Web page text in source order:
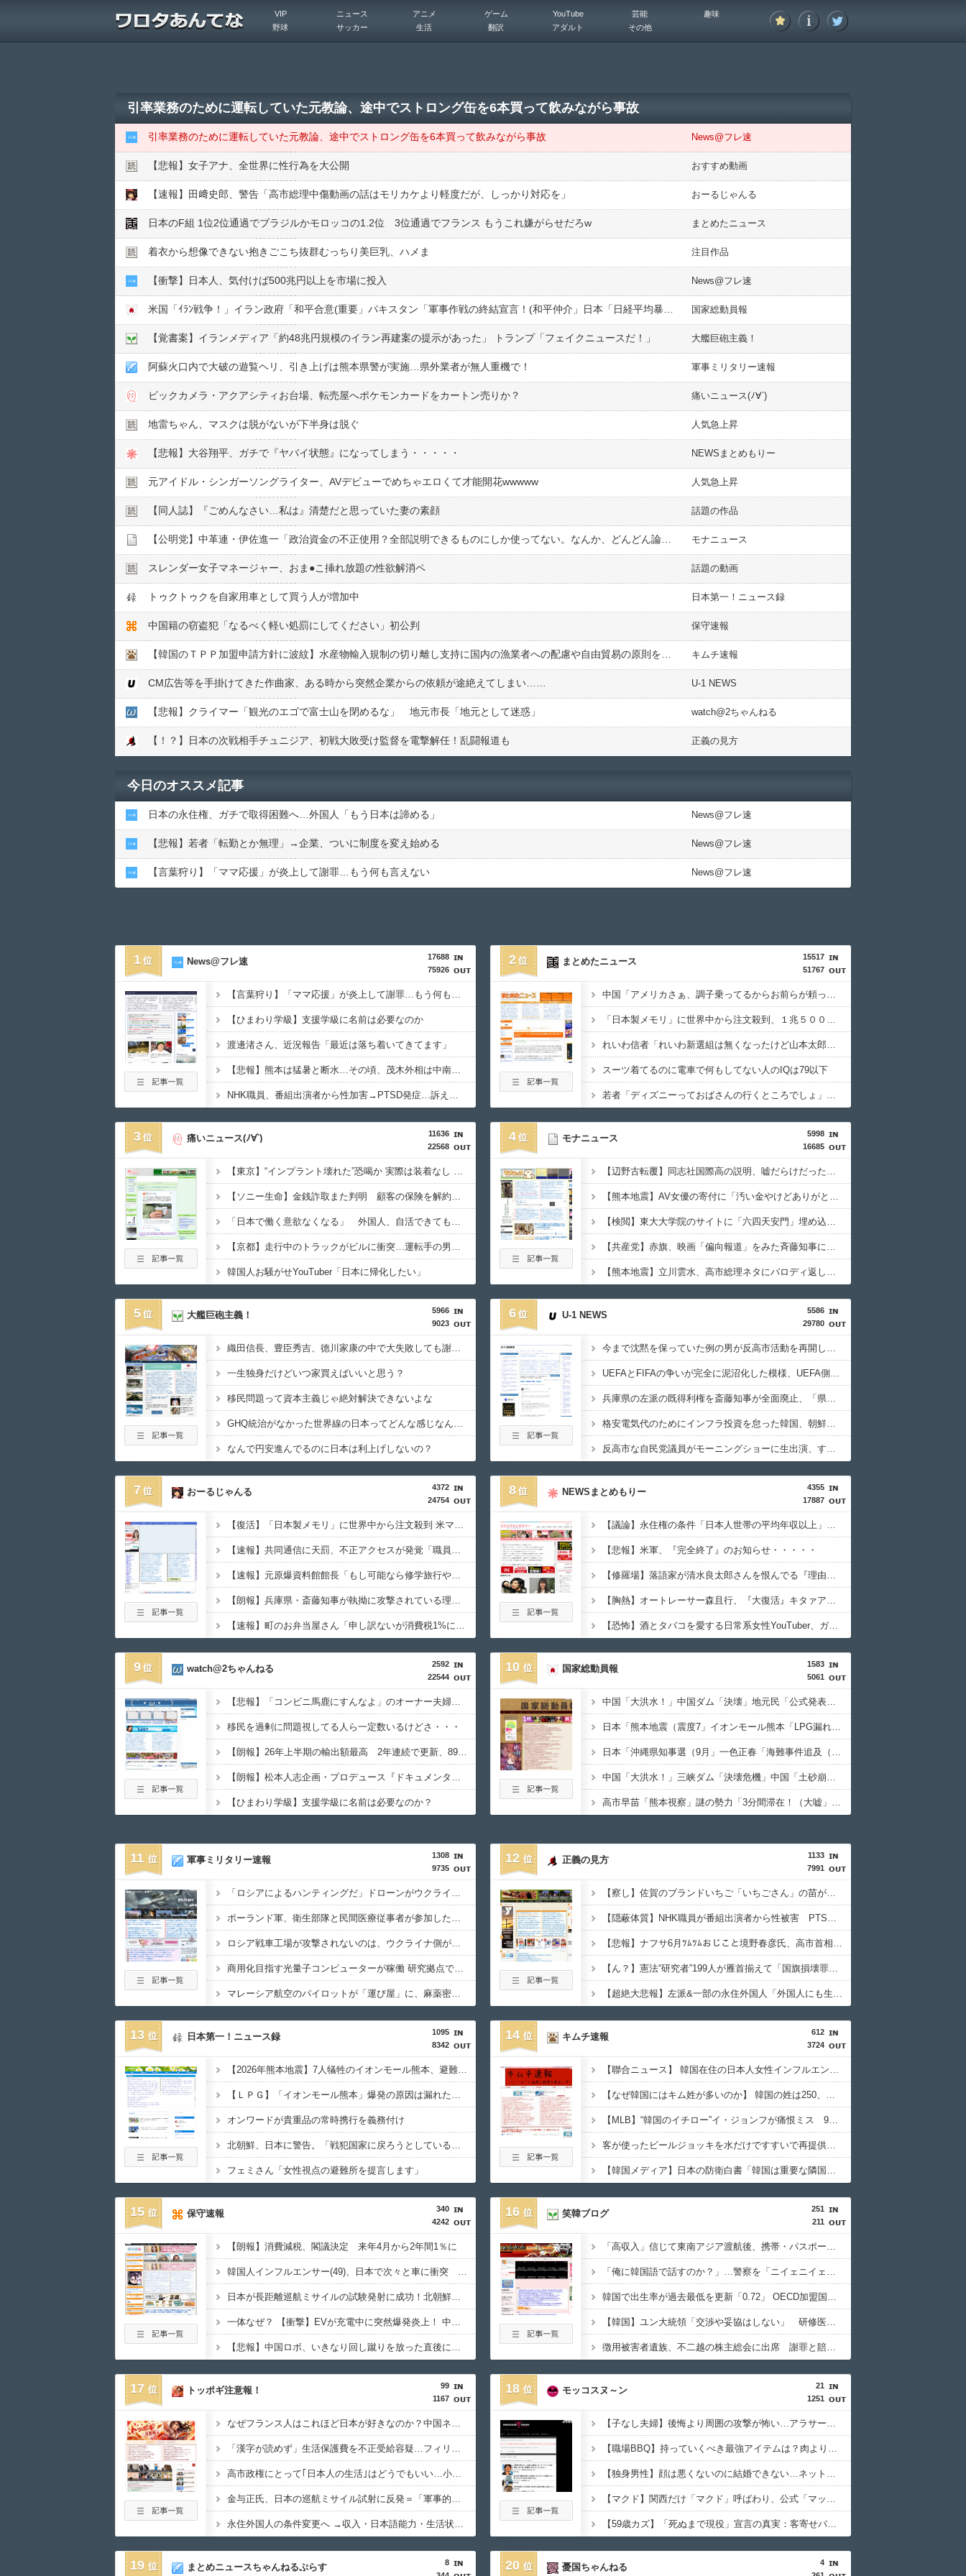
VIP ニュース アニメ ゲーム YouTube 芸能
趣味
野球
サッカー 生活 翻訳 アダルト その他
引率業務のために運転していた元教論、途中でストロング缶を6本買って飲みながら事故
引率業務のために運転していた元教論、途中でストロング缶を6本買って飲みながら事故 News@フレ速
【悲報】女子アナ、全世界に性行為を大公開 おすすめ動画
【速報】田﨑史郎、警告「高市総理中傷動画の話はモリカケより軽度だが、しっかり対応を」 おーるじゃんる
日本のF組 1位2位通過でブラジルかモロッコの1.2位 3位通過でフランス もうこれ嫌がらせだろw まとめたニュース
着衣から想像できない抱きごこち抜群むっちり美巨乳、ハメま 注目作品
【衝撃】日本人、気付けば500兆円以上を市場に投入 News@フレ速
国家総動員報
【覚書案】イランメディア「約48兆円規模のイラン再建案の提示があった」 トランプ「フェイクニュースだ！」 大艦巨砲主義！
阿蘇火口内で大破の遊覧ヘリ、引き上げは熊本県警が実施…県外業者が無人重機で！ 軍事ミリタリー速報
ビックカメラ・アクアシティお台場、転売屋へポケモンカードをカートン売りか？ 痛いニュース(ﾉ∀`)
地雷ちゃん、マスクは脱がないが下半身は脱ぐ 人気急上昇
【悲報】大谷翔平、ガチで『ヤバイ状態』になってしまう・・・・・ NEWSまとめもりー
元アイドル・シンガーソングライター、AVデビューでめちゃエロくて才能開花wwwww 人気急上昇
【同人誌】『ごめんなさい…私は』清楚だと思っていた妻の素顔 話題の作品
モナニュース
スレンダー女子マネージャー、おま●︎こ挿れ放題の性欲解消ペ 話題の動画
トゥクトゥクを自家用車として買う人が増加中 日本第一！ニュース録
中国籍の窃盗犯「なるべく軽い処罰にしてください」初公判 保守速報
キムチ速報
CM広告等を手掛けてきた作曲家、ある時から突然企業からの依頼が途絶えてしまい…… U-1 NEWS
【悲報】クライマー「観光のエゴで富士山を閉めるな」 地元市長「地元として迷惑」 watch@2ちゃんねる
【！？】日本の次戦相手チュニジア、初戦大敗受け監督を電撃解任！乱闘報道も 正義の見方
今日のオススメ記事
日本の永住権、ガチで取得困難へ…外国人「もう日本は諦める」 News@フレ速
【悲報】若者「転勤とか無理」→企業、ついに制度を変え始める News@フレ速
【言葉狩り】「ママ応援」が炎上して謝罪…もう何も言えない News@フレ速
1
17688
75926
News@フレ速
【言葉狩り】「ママ応援」が炎上して謝罪…もう何も言えない
【ひまわり学級】支援学級に名前は必要なのか
渡邊渚さん、近況報告「最近は落ち着いてきてます」
【悲報】熊本は猛暑と断水…その頃、茂木外相は中南米でニッコリ動画公開
NHK職員、番組出演者から性加害→PTSD発症…訴えても放置されていた模様
2
15517
51767
まとめたニュース
中国「アメリカさぁ、調子乗ってるからお前らが頼ってる軍用中国ドローン輸出禁止するわw」
「日本製メモリ」に世界中から注文殺到、１兆５０００億円で工場増築へ
れいわ信者「れいわ新選組は無くなったけど山本太郎は無くならないからね。山本太郎Forever????」
スーツ着てるのに電車で何もしてない人のIQは79以下
若者「ディズニーっておばさんの行くところでしょ」←マジか
3
11636
22568
痛いニュース(ﾉ∀`)
【東京】“インプラント壊れた”恐喝か 実際は装着なし 55歳男逮捕「100件で4000万円得た」
【ソニー生命】金銭詐取また判明 顧客の保険を解約させ遊興費などに
「日本で働く意欲なくなる」 外国人、自活できても新要件「届かない」…永住許可厳格化で「日本離れ」か
【京都】走行中のトラックがビルに衝突…運転手の男性が意識不明の重体 宇治市
韓国人お騒がせYouTuber「日本に帰化したい」
4
5998
16685
モナニュース
【辺野古転覆】同志社国際高の説明、嘘だらけだった…ヘリ基地反対協議会の虚偽説明も判明してネット民の怒り爆発
【熊本地震】AV女優の寄付に「汚い金やけどありがとう????」リプして大炎上→「寄付自体は否定してない」「なんでみんなそんな汚い言葉使えるの????」被害者面して火に油を注ぐ
【検閲】東大大学院のサイトに「六四天安門」埋め込む、60代教授を懲戒処分…ネット「日本っていつから天安門事件がタブーになったの？」
【共産党】赤旗、映画「偏向報道」をみた斉藤知事に「知事の資格がない！」と発狂
【熊本地震】立川雲水、高市総理ネタにパロディ返しされただけでブロック…ネット「落語家の風上にもおけないつまらない人」
5
5966
9023
大艦巨砲主義！
織田信長、豊臣秀吉、徳川家康の中で大失敗しても謝ったら許してくれそうなのって徳川家康だよな
一生独身だけどいつ家買えばいいと思う？
移民問題って資本主義じゃ絶対解決できないよな
GHQ統治がなかった世界線の日本ってどんな感じなんだろうな
なんで円安進んでるのに日本は利上げしないの？
6
5586
29780
U-1 NEWS
今まで沈黙を保っていた例の男が反高市活動を再開した模様、財務省を手を組んでの返り咲きが狙いか？
UEFAとFIFAの争いが完全に泥沼化した模様、UEFA側の逆転敗北すらあり得るような情勢に……
兵庫県の左派の既得利権を斎藤知事が全面廃止、「県が何をするねん？」と存在意義そのものが不明で……
格安電気代のためにインフラ投資を怠った韓国、朝鮮半島全域を猛暑が直撃してしまった結果……
反高市な自民党議員がモーニングショーに生出演、すると普段は自民を叩きまくりの某出演者が……
7
4372
24754
おーるじゃんる
【復活】「日本製メモリ」に世界中から注文殺到 米マイクロンが１兆５０００億円を表明
【速報】共同通信に天罰、不正アクセスが発覚「職員・加盟社・取引先などの情報6000件が漏えいした可能性」
【速報】元原爆資料館館長「もし可能なら修学旅行や平和学習の小学生に炎天下で腐敗した遺体の臭いを再現し嗅がせたい」
【朗報】兵庫県・斎藤知事が執拗に攻撃されている理由判明、県民も知らなかった「多額の費用が発生する状況」を一斉排除
【速報】町のお弁当屋さん「申し訳ないが消費税1%になったらその分商品代を値上げするわ」 「うちも！」
8
4355
17887
NEWSまとめもりー
【議論】永住権の条件「日本人世帯の平均年収以上」←これ日本人の半分もクリアできないだろ
【悲報】米軍、『完全終了』のお知らせ・・・・・
【修羅場】落語家が清水良太郎さんを恨んでる『理由』、ガチでヤバイ・・・・・
【胸熱】オートレーサー森且行、『大復活』キタァアアアーーーー！！
【恐怖】酒とタバコを愛する日常系女性YouTuber、ガチで体が終わる・・・
9
2592
22544
watch@2ちゃんねる
【悲報】「コンビニ馬鹿にすんなよ」のオーナー夫婦、不起訴ｗｗｗｗｗｗｗｗ
移民を過剰に問題視してる人ら一定数いるけどさ・・・
【朗報】26年上半期の輸出額最高 2年連続で更新、8977億円 農水省「インバウンドの増加に伴い、日本食の認知度が向上」
【朗報】松本人志企画・プロデュース『ドキュメンタル』、アメリカで初の制作が決定！ 海外タイトル『LOL』として世界25ヶ国・地域で展開
【ひまわり学級】支援学級に名前は必要なのか？
10
1583
5061
国家総動員報
中国「大洪水！」中国ダム「決壊」地元民「公式発表より死者多い！」中国政府「住民拘束！（安否不明」中国当局「救助隊動画も削除」台風13号「三峡ﾀﾞﾑ接近中」→
日本「熊本地震（震度7」イオンモール熊本「LPG漏れて爆発（液化石油ｶﾞｽ」日本「爆発で火災が吹き飛ぶ（爆轟発生説」ハビタ「遺族説明の虚偽を認める（営業部長発言」→
日本「沖縄県知事選（9月」一色正春「海難事件追及（検証」八重山日報「抗議団体が危険航行（生徒乗せ制限区域侵入」第三者委員会「抗議団体の構成組織は日本共産党」→
中国「大洪水！」三峡ダム「決壊危機」中国「土砂崩れと洪水被害の対策強化！」中国政府「三峡ﾀﾞﾑ周辺を重点強化」中国ダム「決壊」中国「現場封鎖！（空撮削除」→
高市早苗「熊本視察」謎の勢力「3分間滞在！（大嘘」内閣広報官「事実無根（全否定」高市早苗「51分間視察（首相動静」マスコミ「被災者証言で10秒！（印象操作」→
11
1308
9735
軍事ミリタリー速報
「ロシアによるハンティングだ」ドローンがウクライナの民間人を追い回して爆発…ゼレンスキー氏が非難！
ポーランド軍、衛生部隊と民間医療従事者が参加した戦場医療訓練を実施！
ロシア戦車工場が攻撃されないのは、ウクライナ側が標的優先順位は低いとは判断か？！
商用化目指す光量子コンピューターが稼働 研究拠点で世界初…産総研など！
マレーシア航空のパイロットが「運び屋」に、麻薬密輸容疑で拘束…最高刑は死刑！
12
1133
7991
正義の見方
【察し】佐賀のブランドいちご「いちごさん」の苗が何者かに2000株盗まれる
【隠蔽体質】NHK職員が番組出演者から性被害 PTSDと診断、復職時に異動希望かなわず3年余り後にようやく希望部署へ…異動できなかった理由、労組通じ申し入れで調査委設置
【悲報】ナフサ6月ﾂﾑﾂﾑおじこと境野春彦氏、高市首相が憎すぎてとうとう一線を越える（スクショ）
【ん？】憲法“研究者”199人が雁首揃えて「国旗損壊罪は違憲！」速やかな廃止を求めて声明
【超絶大悲報】左派&一部の永住外国人「外国人にも生活保護をよこせ！(ﾊﾞﾝｯﾊﾞﾝｯﾊﾞﾝｯ」入管庁「ほーん…」→
13
1095
8342
日本第一！ニュース録
【2026年熊本地震】7人犠牲のイオンモール熊本、避難後になぜ再入館? 生存したテナント従業員ら証言、浮かび上がる実態
【ＬＰＧ】「イオンモール熊本」爆発の原因は漏れた液化石油ガスか…経産省、全国の大規模施設でガス供給設備の点検要請
オンワードが貴重品の常時携行を義務付け
北朝鮮、日本に警告。「戦犯国家に戻ろうとしている日本に軍事的選択肢を検討」
フェミさん「女性視点の避難所を提言します」
14
612
3724
キムチ速報
【聯合ニュース】 韓国在住の日本人女性インフルエンサー ライブ配信中に死亡
【なぜ韓国にはキム姓が多いのか】 韓国の姓は250、日本は30万…歴史的背景を米学者分析「学問尊重と平和な歴史が原動力」
【MLB】“韓国のイチロー”イ・ジョンフが痛恨ミス 9回2死からまさか…サヨナラ負けに動けず、地元放送は同情「不運でした」
客が使ったビールジョッキを水だけですすいで再提供した日本の飲食店…韓国のネットで物議
【韓国メディア】日本の防衛白書「韓国は重要な隣国」 3年連続
15
340
4242
保守速報
【朗報】消費減税、閣議決定 来年4月から2年間1％に
韓国人インフルエンサー(49)、日本で次々と車に衝突 計7台巻き込み 八王子
日本が長距離巡航ミサイルの試験発射に成功！北朝鮮が激怒「日本が戦争国家になろうとしている」「絶対に傍観しない、必ず後悔させる」
一体なぜ？ 【衝撃】EVが充電中に突然爆発炎上！ 中国ネット「こういう場合って全額補償されるの？」
【悲報】中国ロボ、いきなり回し蹴りを放った直後にフリーズｗｗｗｗｗ
16
251
211
笑韓ブログ
「高収入」信じて東南アジア渡航後、携帯・パスポート奪われ監禁…韓国人の被害急増
「俺に韓国語で話すのか？」…警察を「ニイェニイェニイェ」とからかう韓国滞在外国人の投稿動画が物議
韓国で出生率が過去最低を更新「0.72」 OECD加盟国で唯一 1を下回る
【韓国】ユン大統領「交渉や妥協はしない」 研修医集団ボイコット受け
徴用被害者遺族、不二越の株主総会に出席 謝罪と賠償求める
17
99
1167
トッポギ注意報！
なぜフランス人はこれほど日本が好きなのか？中国ネット「中国を除いて、日本が嫌いな国なんてない」
「漢字が読めず」生活保護費を不正受給容疑…フィリピン国籍の女を逮捕
高市政権にとって｢日本人の生活｣はどうでもいい…小野田紀美のSNS投稿でわかった｢外国人政策｣の本当の狙い
金与正氏、日本の巡航ミサイル試射に反発＝「軍事的対応」取る
永住外国人の条件変更へ →収入・日本語能力・生活状況を厳しく確認
18
21
1251
モッコスヌ～ン
【子なし夫婦】後悔より周囲の攻撃が怖い…アラサー夫婦の本音
【職場BBQ】持っていくべき最強アイテムは？肉より喜ばれる意外なもの
【独身男性】顔は悪くないのに結婚できない…ネット民の本音と自己責任論の逆説
【マクド】関西だけ「マクド」呼ばわり、公式「マック」との断絶が示す地域文化の逆説
【59歳カズ】「死ぬまで現役」宣言の真実：客寄せパンダか美談か、ネットの声を徹底検証
19
8
まとめニュースちゃんねるぷらす 20
4
憂国ちゃんねる